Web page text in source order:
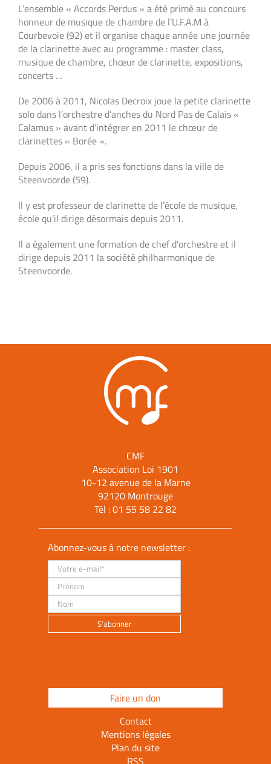
L’ensemble « Accords Perdus » a été primé au concours
honneur de musique de chambre de l’U.F.A.M à
Courbevoie (92) et il organise chaque année une journée
de la clarinette avec au programme : master class,
musique de chambre, chœur de clarinette, expositions,
concerts …
De 2006 à 2011, Nicolas Decroix joue la petite clarinette
solo dans l’orchestre d’anches du Nord Pas de Calais «
Calamus » avant d’intégrer en 2011 le chœur de
clarinettes « Borée ».
Depuis 2006, il a pris ses fonctions dans la ville de
Steenvoorde (59).
Il y est professeur de clarinette de l’école de musique,
école qu’il dirige désormais depuis 2011.
Il a également une formation de chef d’orchestre et il
dirige depuis 2011 la société philharmonique de
Steenvoorde.
CMF
Association Loi 1901
10-12 avenue de la Marne
92120 Montrouge
Tél :01 55 58 22 82
Abonnez-vous à notre newsletter :
Faire un don
Contact
Mentions légales
Plan du site
RSS